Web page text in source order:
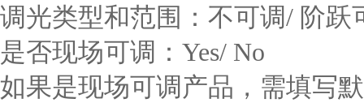
调光类型和范围：不可调/ 阶跃
是否现场可调：Yes/ No
如果是现场可调产品，需填写